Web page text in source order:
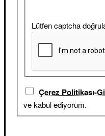
Lütfen captcha
Çerez Politikası-
ve kabul ediyorum.